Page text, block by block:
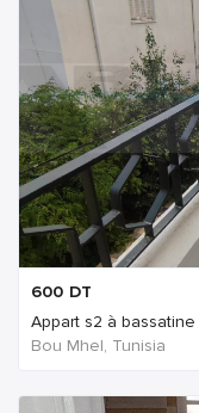
600 DT
Appart s2 à bassatine
Bou Mhel, Tunisia